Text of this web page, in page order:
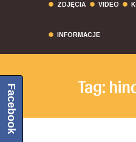
ZDJĘCIA VIDEO
INFORMACJE
Tag:
Facebook